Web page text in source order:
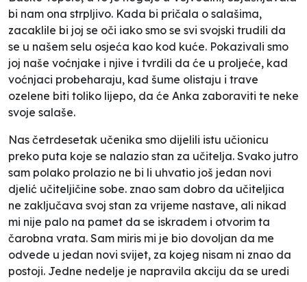
bi nam ona strpljivo. Kada bi pričala o salašima,
zacaklile bi joj se oči iako smo se svi svojski trudili da
se u našem selu osjeća kao kod kuće. Pokazivali smo
joj naše voćnjake i njive i tvrdili da će u proljeće, kad
voćnjaci probeharaju, kad šume olistaju i trave
ozelene biti toliko lijepo, da će Anka zaboraviti te neke
svoje salaše.
Nas četrdesetak učenika smo dijelili istu učionicu
preko puta koje se nalazio stan za učitelja. Svako jutro
sam polako prolazio ne bi li uhvatio još jedan novi
djelić učiteljičine sobe. znao sam dobro da učiteljica
ne zaključava svoj stan za vrijeme nastave, ali nikad
mi nije palo na pamet da se iskradem i otvorim ta
čarobna vrata. Sam miris mi je bio dovoljan da me
odvede u jedan novi svijet, za kojeg nisam ni znao da
postoji. Jedne nedelje je napravila akciju da se uredi